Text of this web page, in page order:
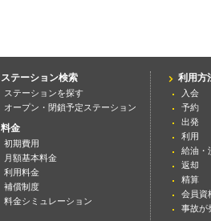
ステーション検索
ステーションを探す
オープン・閉鎖予定ステーション
料金
初期費用
月額基本料金
利用料金
補償制度
料金シミュレーション
利用方
入会
予約
出発
利用
給油・
返却
精算
会員資
事故が